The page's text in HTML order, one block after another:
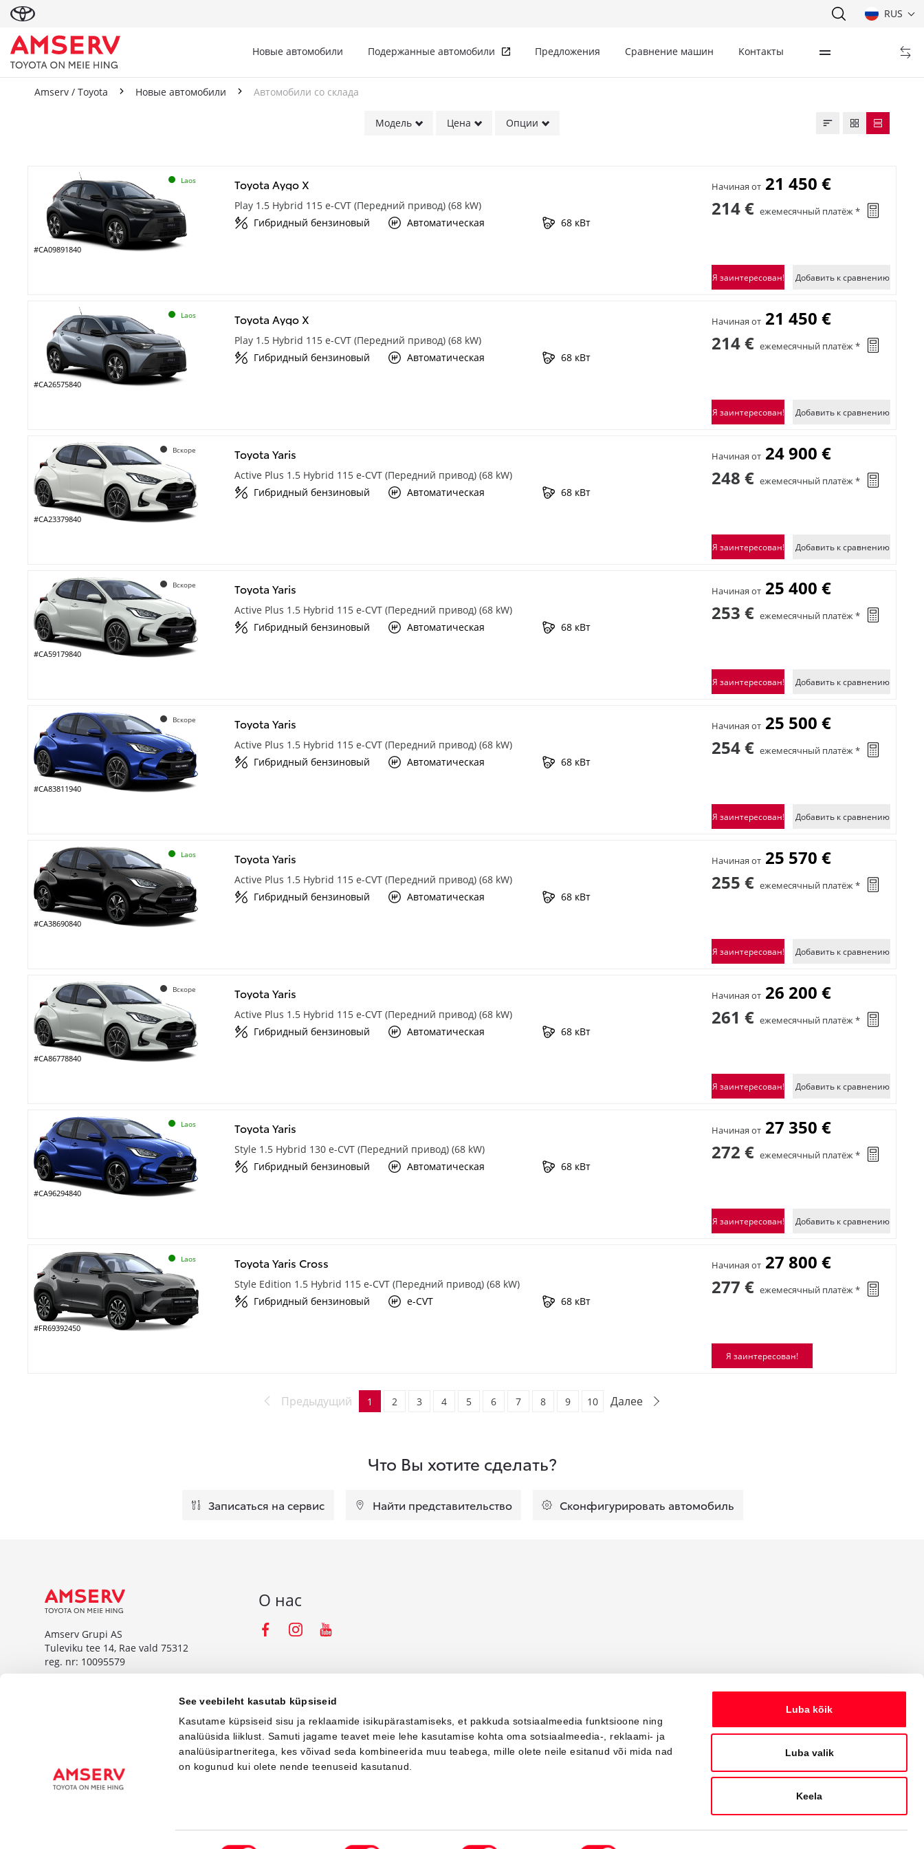
See veebileht kasutab küpsiseid
Kasutame küpsiseid sisu ja reklaamide isikupärastamiseks, et pakkuda sotsiaalmeedia funktsioone ning
analüüsida liiklust. Samuti jagame teavet meie lehe kasutamise kohta oma sotsiaalmeedia-, reklaami- ja
analüüsipartneritega, kes võivad seda kombineerida muu teabega, mille olete neile esitanud või mida nad
on kogunud kui olete nende teenuseid kasutanud.
Luba kõik
Luba valik
Keela
RUS
Новые автомобили Подержанные автомобили Предложения Сравнение машин Kонтакты
Amserv / Toyota Новые автомобили Автомобили со склада
Модель Цена Опции
Laos
#CA09891840
Toyota Aygo X
Play 1.5 Hybrid 115 e-CVT (Передний привод) (68 kW)
Начиная от 21 450 €
214 € ежемесячный платёж *
Гибридный бензиновый Автоматическая 68 кВт
Я заинтересован! Добавить к сравнению
Laos
#CA26575840
Toyota Aygo X
Play 1.5 Hybrid 115 e-CVT (Передний привод) (68 kW)
Начиная от 21 450 €
214 € ежемесячный платёж *
Гибридный бензиновый Автоматическая 68 кВт
Я заинтересован! Добавить к сравнению
Вскоре
#CA23379840
Toyota Yaris
Active Plus 1.5 Hybrid 115 e-CVT (Передний привод) (68 kW)
Начиная от 24 900 €
248 € ежемесячный платёж *
Гибридный бензиновый Автоматическая 68 кВт
Я заинтересован! Добавить к сравнению
Вскоре
#CA59179840
Toyota Yaris
Active Plus 1.5 Hybrid 115 e-CVT (Передний привод) (68 kW)
Начиная от 25 400 €
253 € ежемесячный платёж *
Гибридный бензиновый Автоматическая 68 кВт
Я заинтересован! Добавить к сравнению
Вскоре
#CA83811940
Toyota Yaris
Active Plus 1.5 Hybrid 115 e-CVT (Передний привод) (68 kW)
Начиная от 25 500 €
254 € ежемесячный платёж *
Гибридный бензиновый Автоматическая 68 кВт
Я заинтересован! Добавить к сравнению
Laos
#CA38690840
Toyota Yaris
Active Plus 1.5 Hybrid 115 e-CVT (Передний привод) (68 kW)
Начиная от 25 570 €
255 € ежемесячный платёж *
Гибридный бензиновый Автоматическая 68 кВт
Я заинтересован! Добавить к сравнению
Вскоре
#CA86778840
Toyota Yaris
Active Plus 1.5 Hybrid 115 e-CVT (Передний привод) (68 kW)
Начиная от 26 200 €
261 € ежемесячный платёж *
Гибридный бензиновый Автоматическая 68 кВт
Я заинтересован! Добавить к сравнению
Laos
#CA96294840
Toyota Yaris
Style 1.5 Hybrid 130 e-CVT (Передний привод) (68 kW)
Начиная от 27 350 €
272 € ежемесячный платёж *
Гибридный бензиновый Автоматическая 68 кВт
Я заинтересован! Добавить к сравнению
Laos
#FR69392450
Toyota Yaris Cross
Style Edition 1.5 Hybrid 115 e-CVT (Передний привод) (68 kW)
Начиная от 27 800 €
277 € ежемесячный платёж *
Гибридный бензиновый e-CVT 68 кВт
Я заинтересован!
Предыдущий Далее
1 2 3 4 5 6 7 8 9 10
Что Вы хотите сделать?
Записаться на сервис Найти представительство Сконфигурировать автомобиль
Amserv Grupi AS
Tuleviku tee 14, Rae vald 75312
reg. nr: 10095579
Tuleviku tee 14, Rae vald 75312
www.amservauto.ee
О нас
Facebooki ikoon
Instagrammi ikoon
Powered by